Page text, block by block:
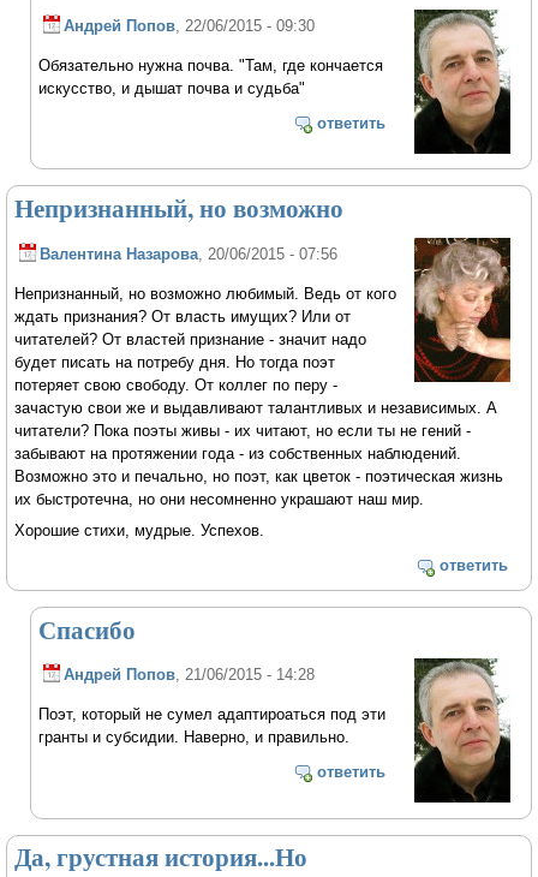
Андрей Попов, 22/06/2015 - 09:30
Обязательно нужна почва. "Там, где кончается
искусство, и дышат почва и судьба"
ответить
Непризнанный, но возможно
Валентина Назарова , 20/06/2015 - 07:56
Непризнанный, но возможно любимый. Ведь от кого
ждать признания? От власть имущих? Или от
читателей? От властей признание - значит надо
будет писать на потребу дня. Но тогда поэт
потеряет свою свободу. От коллег по перу -
зачастую свои же и выдавливают талантливых и независимых. А
читатели? Пока поэты живы - их читают, но если ты не гений -
забывают на протяжении года - из собственных наблюдений.
Возможно это и печально, но поэт, как цветок - поэтическая жизнь
их быстротечна, но они несомненно украшают наш мир.
Хорошие стихи, мудрые. Успехов.
ответить
Спасибо
Андрей Попов, 21/06/2015 - 14:28
Поэт, который не сумел адаптироаться под эти
гранты и субсидии. Наверно, и правильно.
ответить
Да, грустная история...Но